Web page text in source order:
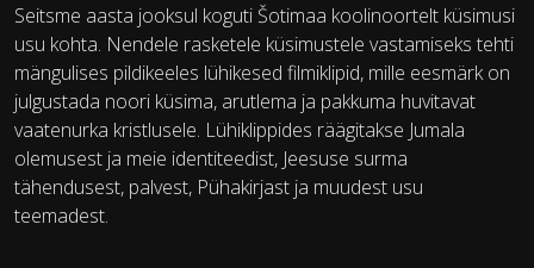
Seitsme aasta jooksul koguti Šotimaa koolinoortelt küsimusi
usu kohta. Nendele rasketele küsimustele vastamiseks tehti
mängulises pildikeeles lühikesed filmiklipid, mille eesmärk on
julgustada noori küsima, arutlema ja pakkuma huvitavat
vaatenurka kristlusele. Lühiklippides räägitakse Jumala
olemusest ja meie identiteedist, Jeesuse surma
tähendusest, palvest, Pühakirjast ja muudest usu
teemadest.